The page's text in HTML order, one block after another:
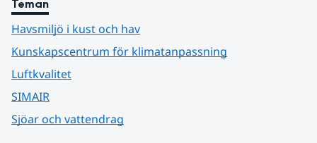
Teman
Havsmiljö i kust och hav
Kunskapscentrum för klimatanpassning
Luftkvalitet
SIMAIR
Sjöar och vattendrag